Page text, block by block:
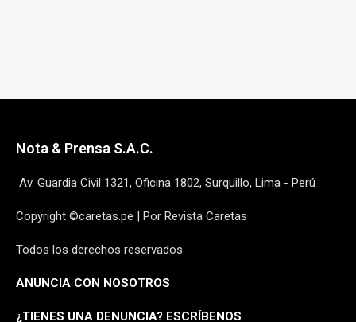
Nota & Prensa S.A.C.
Av. Guardia Civil 1321, Oficina 1802, Surquillo, Lima - Perú
Copyright ©caretas.pe | Por Revista Caretas
Todos los derechos reservados
ANUNCIA CON NOSOTROS
¿TIENES UNA DENUNCIA? ESCRÍBENOS